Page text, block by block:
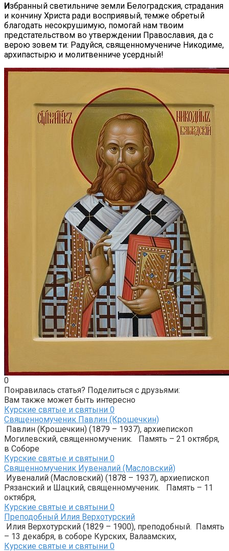
Избранный светильниче земли Белоградския, страдания
и кончину Христа ради восприявый, темже обретый
благодать несокрушимую, помогай нам твоим
предстательством во утверждении Православия, да с
верою зовем ти: Радуйся, священномучениче Никодиме,
архипастырю и молитвенниче усердный!
0
Понравилась статья? Поделиться с друзьями:
Вам также может быть интересно
Курские святые и святыни 0
Священномученик Павлин (Крошечкин)
Павлин (Крошечкин) (1879 – 1937), архиепископ
Могилевский, священномученик. Память – 21 октября,
в Соборе
Курские святые и святыни 0
Священномученик Иувеналий (Масловский)
Иувеналий (Масловский) (1878 – 1937), архиепископ
Рязанский и Шацкий, священномученик. Память – 11
октября,
Курские святые и святыни 0
Преподобный Илия Верхотурский
Илия Верхотурский (1829 – 1900), преподобный. Память
– 13 декабря, в соборе Курских, Валаамских,
Курские святые и святыни 0